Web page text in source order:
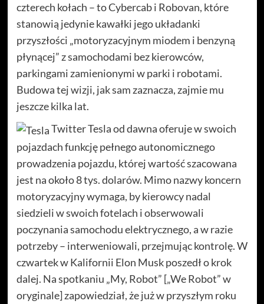
czterech kołach – to Cybercab i Robovan, które
stanowią jedynie kawałki jego układanki
przyszłości „motoryzacyjnym miodem i benzyną
płynącej” z samochodami bez kierowców,
parkingami zamienionymi w parki i robotami.
Budowa tej wizji, jak sam zaznacza, zajmie mu
jeszcze kilka lat.
Twitter Tesla od dawna oferuje w swoich
pojazdach funkcję pełnego autonomicznego
prowadzenia pojazdu, której wartość szacowana
jest na około 8 tys. dolarów. Mimo nazwy koncern
motoryzacyjny wymaga, by kierowcy nadal
siedzieli w swoich fotelach i obserwowali
poczynania samochodu elektrycznego, a w razie
potrzeby – interweniowali, przejmując kontrolę. W
czwartek w Kalifornii Elon Musk poszedł o krok
dalej. Na spotkaniu „My, Robot” [„We Robot” w
oryginale] zapowiedział, że już w przyszłym roku